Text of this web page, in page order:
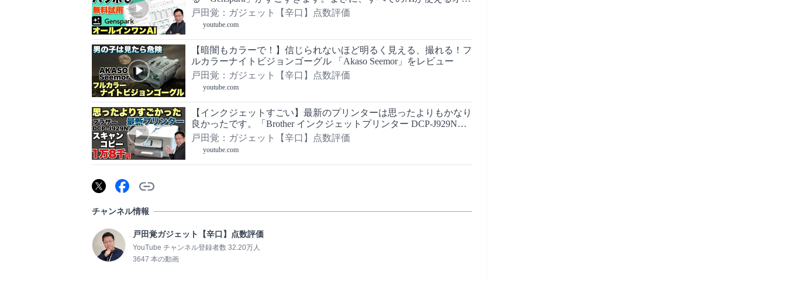
ルインワンAIワークスペースですね！
戸田覚：ガジェット【辛口】点数評価
youtube.com
【暗闇もカラーで！】信じられないほど明るく見える、撮れる！フ
ルカラーナイトビジョンゴーグル 「Akaso Seemor」をレビュー
戸田覚：ガジェット【辛口】点数評価
youtube.com
【インクジェットすごい】最新のプリンターは思ったよりもかなり
良かったです。「Brother インクジェットプリンター DCP-J929N」
をレビューします
戸田覚：ガジェット【辛口】点数評価
youtube.com
チャンネル情報
戸田覚ガジェット【辛口】点数評価
YouTube チャンネル登録者数 32.20万人
3647 本の動画